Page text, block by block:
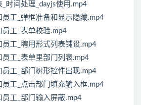
_时间处理_dayjs使用.mp4
员工_弹框准备和显示隐藏.mp4
员工_表单校验.mp4
员工_聘用形式列表铺设.mp4
员工_表单里部门列表.mp4
员工_部门树形控件出现.mp4
员工_点击部门填充输入框.mp4
员工_部门输入屏蔽.mp4